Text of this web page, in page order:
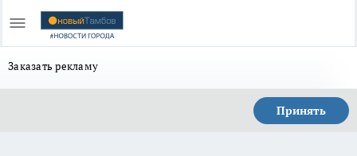
Заказать рекламу
Принять